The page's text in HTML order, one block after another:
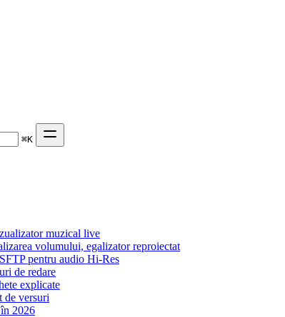
⌘K
muzical live
volumului, egalizator reproiectat
pentru audio Hi-Res
de redare
explicate
de versuri
2026